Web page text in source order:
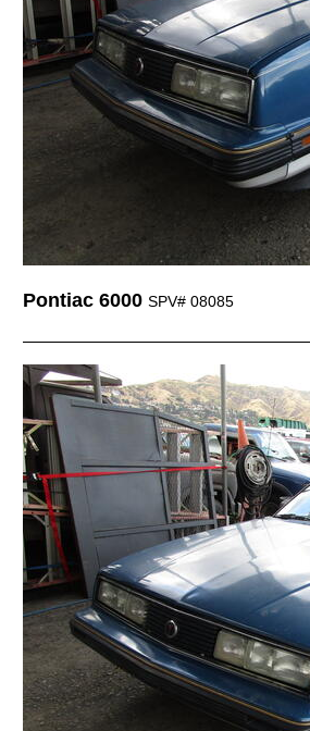
Pontiac 6000 SPV# 08085